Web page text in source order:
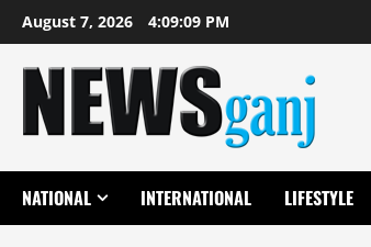
Skip
to
content
August 7, 2026 4:09:10 PM
NATIONAL INTERNATIONAL LIFESTYLE